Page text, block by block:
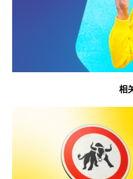
相